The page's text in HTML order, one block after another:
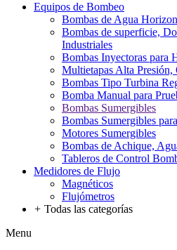
Equipos de Bombeo
Bombas de Agua
Bombas de superficie,
Industriales
Bombas Inyectoras para
Multietapas Alta Presión,
Bombas Tipo Turbina
Bomba Manual para
Bombas Sumergibles
Bombas Sumergibles
Motores Sumergibles
Bombas de Achique,
Tableros de Control
Medidores de Flujo
Magnéticos
Flujómetros
+ Todas las categorías
Menu